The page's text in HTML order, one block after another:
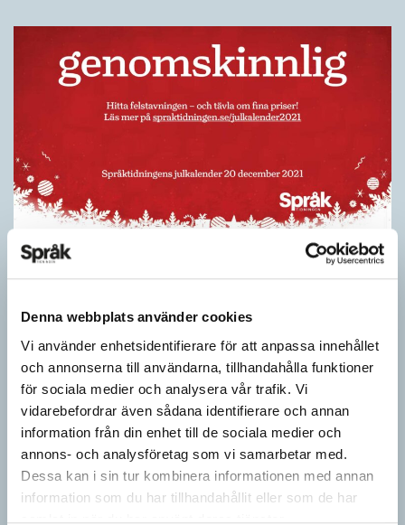
Denna webbplats använder cookies
Vi använder enhetsidentifierare för att anpassa innehållet
och annonserna till användarna, tillhandahålla funktioner
för sociala medier och analysera vår trafik. Vi
vidarebefordrar även sådana identifierare och annan
information från din enhet till de sociala medier och
annons- och analysföretag som vi samarbetar med.
Dessa kan i sin tur kombinera informationen med annan
information som du har tillhandahållit eller som de har
samlat in när du har använt deras tjänster.
Felstavningskalender 20 december
I år är Språktidningens julkalender en felstavningskalender. Varje
dag fram till julafton publicerar vi ett felstavat svenskt ord. I
varje felstavat ord finns en bokstav…